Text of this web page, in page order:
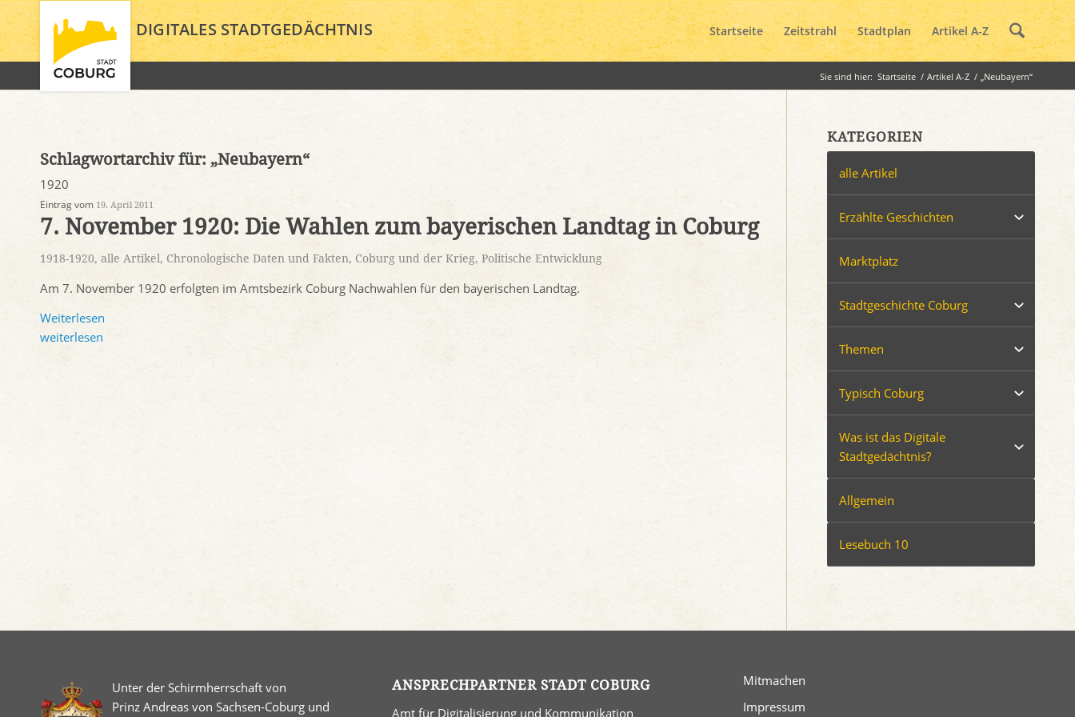
DIGITALES STADTGEDÄCHTNIS Startseite Zeitstrahl Stadtplan Artikel A-Z
Sie sind hier: Startseite / Artikel A-Z / „Neubayern“
Schlagwortarchiv für: „Neubayern“
1920
Eintrag vom 19. April 2011
7. November 1920: Die Wahlen zum bayerischen Landtag in Coburg
1918-1920, alle Artikel, Chronologische Daten und Fakten, Coburg und der Krieg, Politische Entwicklung
Am 7. November 1920 erfolgten im Amtsbezirk Coburg Nachwahlen für den bayerischen Landtag.
Weiterlesen
weiterlesen
KATEGORIEN
alle Artikel
Erzählte Geschichten
Marktplatz
Stadtgeschichte Coburg
Themen
Typisch Coburg
Was ist das Digitale
Stadtgedächtnis?
Allgemein
Lesebuch 10
Unter der Schirmherrschaft von
Prinz Andreas von Sachsen-Coburg und
ANSPRECHPARTNER STADT COBURG
Amt für Digitalisierung und Kommunikation
Mitmachen
Impressum